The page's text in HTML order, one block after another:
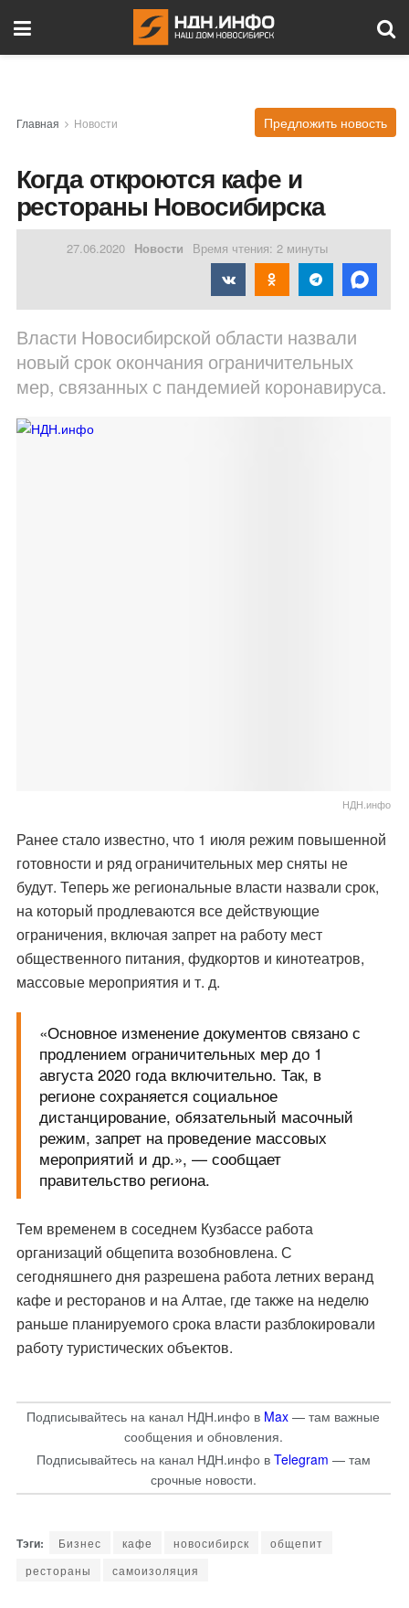
Главная Новости Предложить новость
Когда откроются кафе и
рестораны Новосибирска
27.06.2020 Новости Время чтения: 2 минуты
Власти Новосибирской области назвали
новый срок окончания ограничительных
мер, связанных с пандемией коронавируса.
НДН.инфо
Ранее стало известно, что 1 июля режим повышенной
готовности и ряд ограничительных мерсняты не
будут. Теперь же региональные власти назвали срок,
на который продлеваются все действующие
ограничения, включая запрет на работу мест
общественного питания, фудкортов и кинотеатров,
массовые мероприятия и т. д.
«Основное изменение документов связано с
продлением ограничительных мер до 1
августа 2020 года включительно. Так, в
регионе сохраняется социальное
дистанцирование, обязательный масочный
режим, запрет на проведение массовых
мероприятий и др.», — сообщает
правительство региона.
Тем временем в соседнем Кузбассе работа
организаций общепита возобновлена. С
сегодняшнего дня разрешена работа летних веранд
кафе и ресторанов и на Алтае, где также на неделю
раньше планируемого срока власти разблокировали
работу туристических объектов.
Подписывайтесь на канал НДН.инфо в Max — там важные
сообщения и обновления.
Подписывайтесь на канал НДН.инфо в Telegram — там
срочные новости.
Бизнес кафе новосибирск
общепит
рестораны
самоизоляция